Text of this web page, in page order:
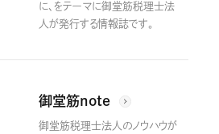
に、をテーマに御堂筋税理士法
人が発行する情報誌です。
御堂筋note
御堂筋税理士法人のノウハウが